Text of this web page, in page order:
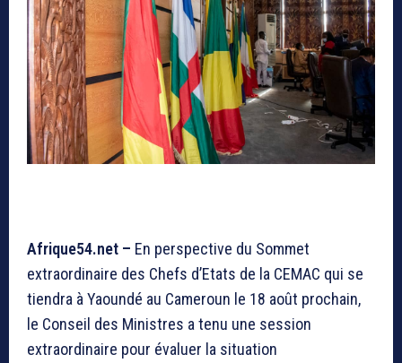
Afrique54.net – En perspective du Sommet
extraordinaire des Chefs d’Etats de la CEMAC qui se
tiendra à Yaoundé au Cameroun le 18 août prochain,
le Conseil des Ministres a tenu une session
extraordinaire pour évaluer la situation